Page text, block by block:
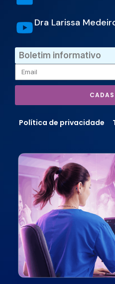
Dra Larissa
Boletim informativo
Política de privacidade